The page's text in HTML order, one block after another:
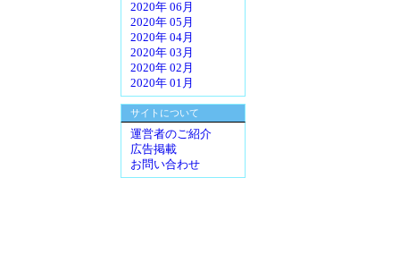
2020年 06月
2020年 05月
2020年 04月
2020年 03月
2020年 02月
2020年 01月
サイトについて
運営者のご紹介
広告掲載
お問い合わせ